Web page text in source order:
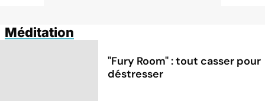
Méditation
"Fury Room" : tout casser pour
déstresser